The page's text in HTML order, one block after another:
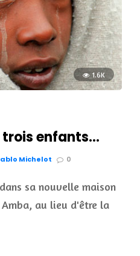
1.6K
trois enfants…
Michelot 0
sa nouvelle maison
au lieu d'être la